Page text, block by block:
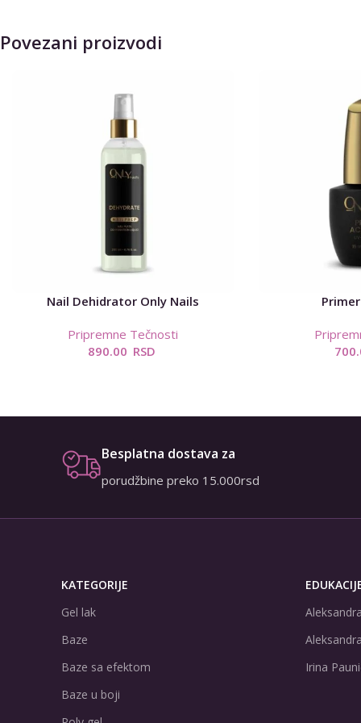
Povezani proizvodi
Nail Dehidrator Only Nails
Pripremne Tečnosti
890.00 RSD
Besplatna dostava za
porudžbine preko 15.000rsd
KATEGORIJE
Gel lak
Baze
Baze sa efektom
Baze u boji
Irina